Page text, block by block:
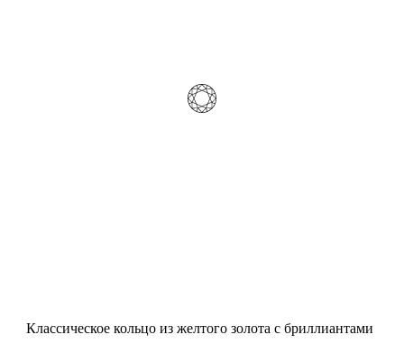
Классическое кольцо из желтого золота с бриллиантами